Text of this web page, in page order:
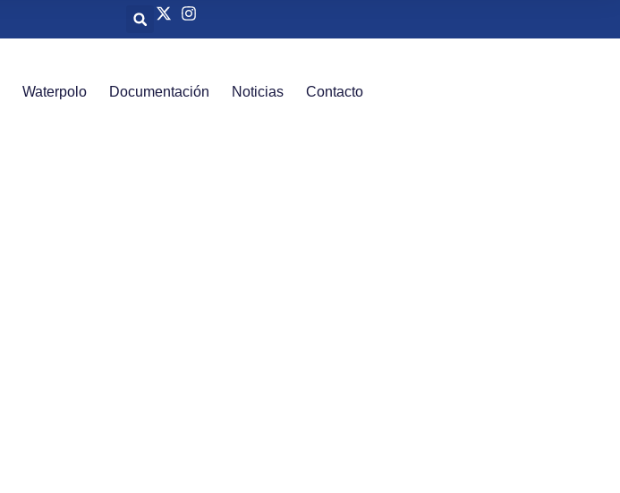
Waterpolo Documentación Noticias Contacto